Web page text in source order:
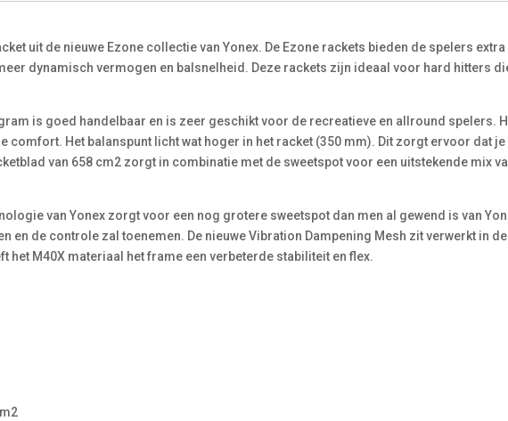
uit de nieuwe Ezone collectie van Yonex. De Ezone rackets bieden de spelers
dynamisch vermogen en balsnelheid. Deze rackets zijn ideaal voor hard hitters
is goed handelbaar en is zeer geschikt voor de recreatieve en allround spelers.
comfort. Het balanspunt licht wat hoger in het racket (350 mm). Dit zorgt ervoor dat
van 658 cm2 zorgt in combinatie met de sweetspot voor een uitstekende mix
van Yonex zorgt voor een nog grotere sweetspot dan men al gewend is van
en de controle zal toenemen. De nieuwe Vibration Dampening Mesh zit verwerkt in
het M40X materiaal het frame een verbeterde stabiliteit en flex.